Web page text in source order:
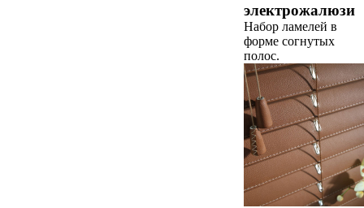
электрожалюзи
Набор ламелей в
форме согнутых
полос.